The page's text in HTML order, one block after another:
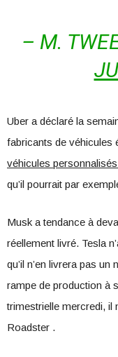
– M.
Uber a déclaré la
fabricants de véhicules
véhicules
qu’il pourrait par
Musk a tendance à
réellement livré. Tesla
qu’il n’en livrera pas
rampe de production à
trimestrielle mercredi, il
Roadster .